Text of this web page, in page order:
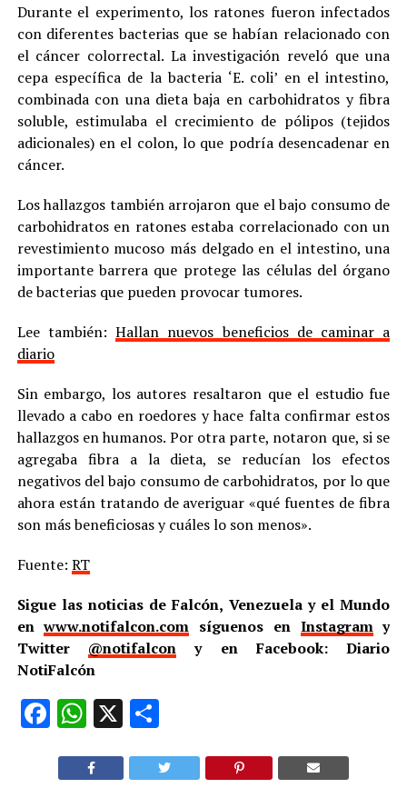
Durante el experimento, los ratones fueron infectados
con diferentes bacterias que se habían relacionado con
el cáncer colorrectal. La investigación reveló que una
cepa específica de la bacteria ‘E. coli’ en el intestino,
combinada con una dieta baja en carbohidratos y fibra
soluble, estimulaba el crecimiento de pólipos (tejidos
adicionales) en el colon, lo que podría desencadenar en
cáncer.
Los hallazgos también arrojaron que el bajo consumo de
carbohidratos en ratones estaba correlacionado con un
revestimiento mucoso más delgado en el intestino, una
importante barrera que protege las células del órgano
de bacterias que pueden provocar tumores.
Lee también:Hallan nuevos beneficios de caminar a
diario
Sin embargo, los autores resaltaron que el estudio fue
llevado a cabo en roedores y hace falta confirmar estos
hallazgos en humanos. Por otra parte, notaron que, si se
agregaba fibra a la dieta, se reducían los efectos
negativos del bajo consumo de carbohidratos, por lo que
ahora están tratando de averiguar «qué fuentes de fibra
son más beneficiosas y cuáles lo son menos».
Fuente: RT
Sigue las noticias de Falcón, Venezuela y el Mundo
enwww.notifalcon.com síguenos en Instagramy
Twitter @notifalcon y en Facebook: Diario
NotiFalcón
Facebook
WhatsApp
X Compartir